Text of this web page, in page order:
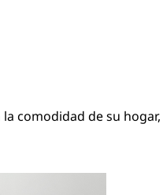
comodidad de su